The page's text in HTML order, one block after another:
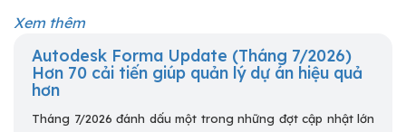
Xem thêm
Autodesk Forma Update (Tháng 7/2026)
Hơn 70 cải tiến giúp quản lý dự án hiệu quả
hơn
Tháng 7/2026 đánh dấu một trong những đợt cập nhật lớn